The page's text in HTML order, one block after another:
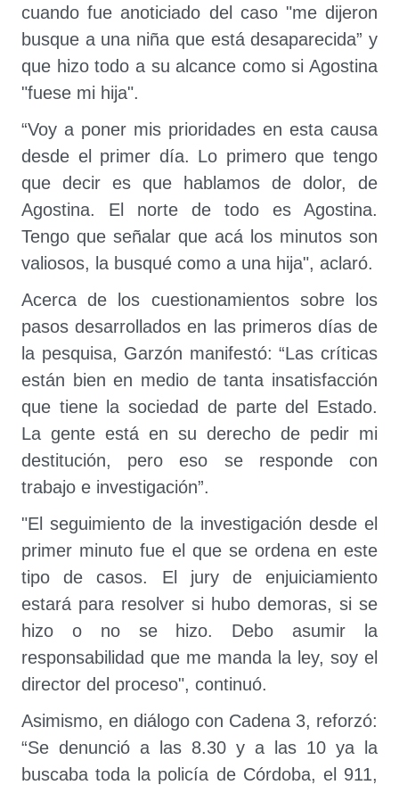
cuando fue anoticiado del caso "me dijeron
busque a una niña que está desaparecida” y
que hizo todo a su alcance como si Agostina
"fuese mi hija".
“Voy a poner mis prioridades en esta causa
desde el primer día. Lo primero que tengo
que decir es que hablamos de dolor, de
Agostina. El norte de todo es Agostina.
Tengo que señalar que acá los minutos son
valiosos, la busqué como a una hija", aclaró.
Acerca de los cuestionamientos sobre los
pasos desarrollados en las primeros días de
la pesquisa, Garzón manifestó: “Las críticas
están bien en medio de tanta insatisfacción
que tiene la sociedad de parte del Estado.
La gente está en su derecho de pedir mi
destitución, pero eso se responde con
trabajo e investigación”.
"El seguimiento de la investigación desde el
primer minuto fue el que se ordena en este
tipo de casos. El jury de enjuiciamiento
estará para resolver si hubo demoras, si se
hizo o no se hizo. Debo asumir la
responsabilidad que me manda la ley, soy el
director del proceso", continuó.
Asimismo, en diálogo con Cadena 3, reforzó:
“Se denunció a las 8.30 y a las 10 ya la
buscaba toda la policía de Córdoba, el 911,